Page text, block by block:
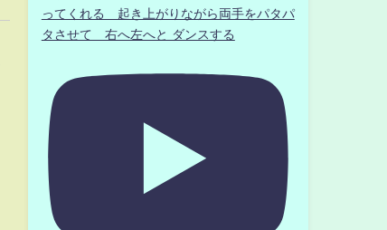
ってくれる 起き上がりながら両手をパタパ
タさせて 右へ左へと ダンスする